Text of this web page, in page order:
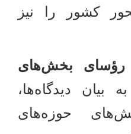
کشور را نیز
رؤسای بخش‌های
به بیان دیدگاه‌ها،
حوزه‌های